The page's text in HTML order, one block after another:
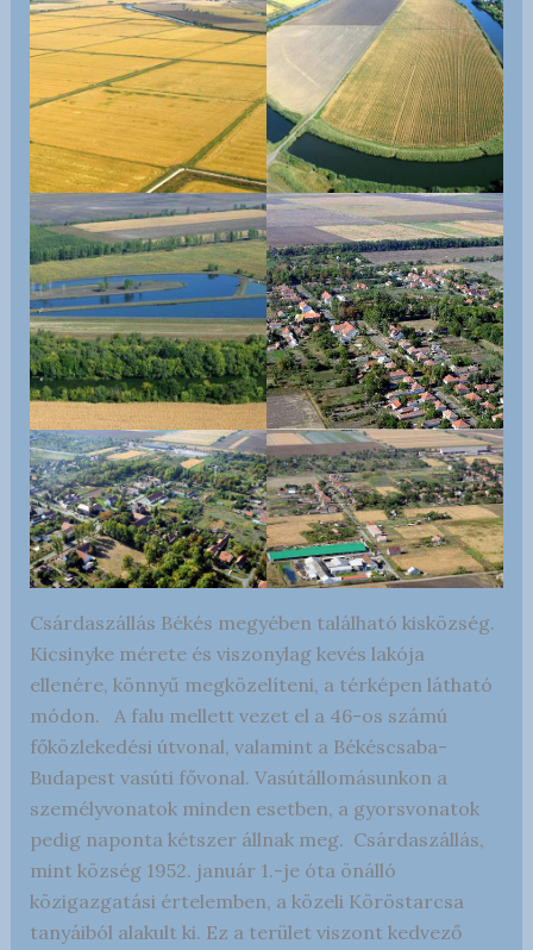
Csárdaszállás Békés megyében található kisközség.
Kicsinyke mérete és viszonylag kevés lakója
ellenére, könnyű megközelíteni, a térképen látható
módon. A falu mellett vezet el a 46-os számú
főközlekedési útvonal, valamint a Békéscsaba-
Budapest vasúti fővonal. Vasútállomásunkon a
személyvonatok minden esetben, a gyorsvonatok
pedig naponta kétszer állnak meg. Csárdaszállás,
mint község 1952. január 1.-je óta önálló
közigazgatási értelemben, a közeli Köröstarcsa
tanyáiból alakult ki. Ez a terület viszont kedvező